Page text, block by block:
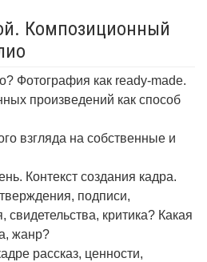
Композиционный
Фотография как ready-made.
произведений как способ
взгляда на собственные и
Контекст создания кадра.
подписи,
свидетельства, критика? Какая
жанр?
рассказ, ценности,